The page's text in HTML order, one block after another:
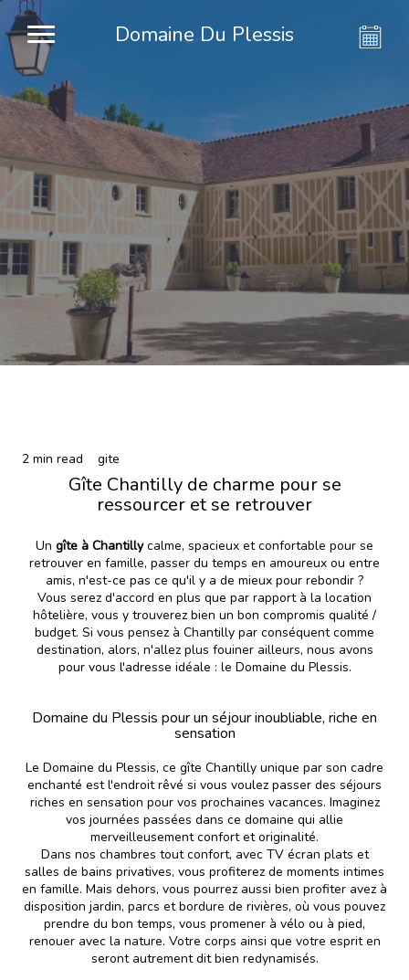
Domaine Du Plessis
2 min read gite
Gîte Chantilly de charme pour se
ressourcer et se retrouver
Un gîte à Chantillycalme, spacieux et confortable pour se
retrouver en famille, passer du temps en amoureux ou entre
amis, n'est-ce pas ce qu'il y a de mieux pour rebondir ?
Vous serez d'accord en plus que par rapport à la location
hôtelière, vous y trouverez bien un bon compromis qualité /
budget. Si vous pensez à Chantilly par conséquent comme
destination, alors, n'allez plus fouiner ailleurs, nous avons
pour vous l'adresse idéale : le Domaine du Plessis.
Domaine du Plessis pour un séjour inoubliable, riche en
sensation
Le Domaine du Plessis, ce gîte Chantilly unique par son cadre
enchanté est l'endroit rêvé si vous voulez passer des séjours
riches en sensation pour vos prochaines vacances. Imaginez
vos journées passées dans ce domaine qui allie
merveilleusement confort et originalité.
Dans nos chambres tout confort, avec TV écran plats et
salles de bains privatives, vous profiterez de moments intimes
en famille. Mais dehors, vous pourrez aussi bien profiter avez à
disposition jardin, parcs et bordure de rivières, où vous pouvez
prendre du bon temps, vous promener à vélo ou à pied,
renouer avec la nature. Votre corps ainsi que votre esprit en
seront autrement dit bien redynamisés.